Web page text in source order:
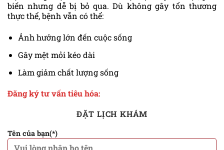
biến nhưng dễ bị bỏ qua. Dù không gây tổn thương
thực thể, bệnh vẫn có thể:
Ảnh hưởng lớn đến cuộc sống
Gây mệt mỏi kéo dài
Làm giảm chất lượng sống
Đăng ký tư vấn tiêu hóa:
ĐẶT LỊCH KHÁM
Tên của bạn(*)